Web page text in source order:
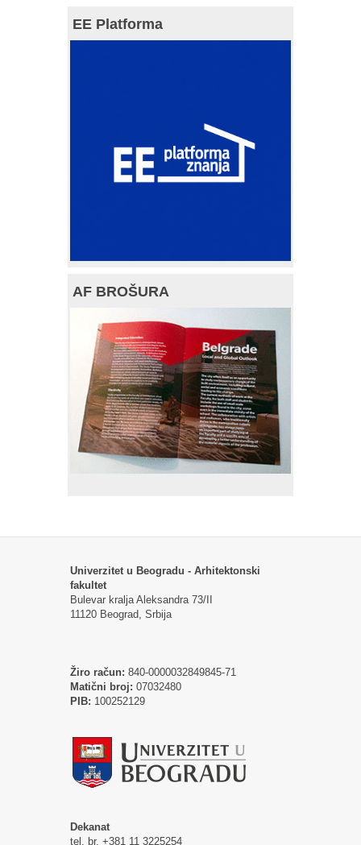
EE Platforma
AF BROŠURA
Univerzitet u Beogradu - Arhitektonski
fakultet
Bulevar kralja Aleksandra 73/II
11120 Beograd, Srbija
Žiro račun: 840-0000032849845-71
Matični broj: 07032480
PIB: 100252129
Dekanat
tel. br. +381 11 3225254